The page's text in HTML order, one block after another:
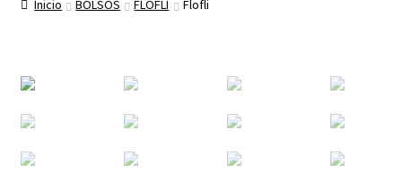
Quienes somos
Gracias
Contacto
Inicio BOLSOS FLOFLI Flofli